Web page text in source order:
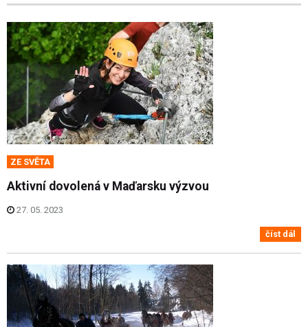
ZE SVĚTA
Aktivní dovolená v Maďarsku výzvou
27. 05. 2023
číst dál